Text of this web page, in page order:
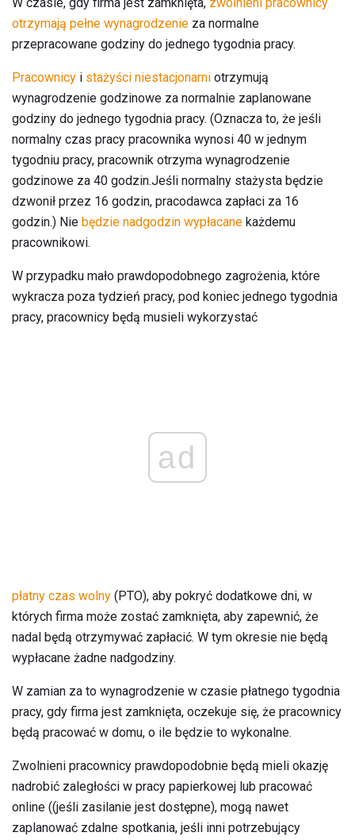
otrzymają pełne wynagrodzenie za normalne
przepracowane godziny do jednego tygodnia pracy.
Pracownicy i stażyści niestacjonarni otrzymują
wynagrodzenie godzinowe za normalnie zaplanowane
godziny do jednego tygodnia pracy. (Oznacza to, że jeśli
normalny czas pracy pracownika wynosi 40 w jednym
tygodniu pracy, pracownik otrzyma wynagrodzenie
godzinowe za 40 godzin.Jeśli normalny stażysta będzie
dzwonił przez 16 godzin, pracodawca zapłaci za 16
godzin.) Nie będzie nadgodzin wypłacane każdemu
pracownikowi.
W przypadku mało prawdopodobnego zagrożenia, które
wykracza poza tydzień pracy, pod koniec jednego tygodnia
pracy, pracownicy będą musieli wykorzystać
ad
płatny czas wolny (PTO), aby pokryć dodatkowe dni, w
których firma może zostać zamknięta, aby zapewnić, że
nadal będą otrzymywać zapłacić. W tym okresie nie będą
wypłacane żadne nadgodziny.
W zamian za to wynagrodzenie w czasie płatnego tygodnia
pracy, gdy firma jest zamknięta, oczekuje się, że pracownicy
będą pracować w domu, o ile będzie to wykonalne.
Zwolnieni pracownicy prawdopodobnie będą mieli okazję
nadrobić zaległości w pracy papierkowej lub pracować
online ((jeśli zasilanie jest dostępne), mogą nawet
zaplanować zdalne spotkania, jeśli inni potrzebujący